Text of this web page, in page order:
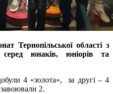
Тернопільської області з
серед юнаків, юніорів та
4 «золота», за другі – 4
2.